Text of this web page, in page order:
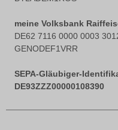
meine Volksbank
DE62 7116 0000 0003
GENODEF1VRR
SEPA-Gläubiger-
DE93ZZZ00000108390